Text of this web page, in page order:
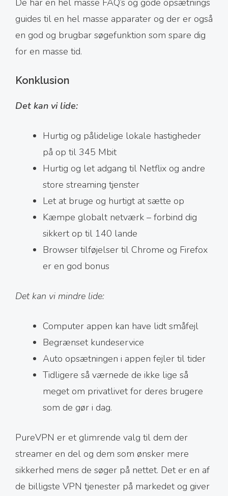
De har en hel masse FAQ’s og gode opsætnings
guides til en hel masse apparater og der er også
en god og brugbar søgefunktion som spare dig
for en masse tid.
Konklusion
Det kan vi lide:
Hurtig og pålidelige lokale hastigheder
på op til 345 Mbit
Hurtig og let adgang til Netflix og andre
store streaming tjenster
Let at bruge og hurtigt at sætte op
Kæmpe globalt netværk – forbind dig
sikkert op til 140 lande
Browser tilføjelser til Chrome og Firefox
er en god bonus
Det kan vi mindre lide:
Computer appen kan have lidt småfejl
Begrænset kundeservice
Auto opsætningen i appen fejler til tider
Tidligere så værnede de ikke lige så
meget om privatlivet for deres brugere
som de gør i dag.
PureVPN er et glimrende valg til dem der
streamer en del og dem som ønsker mere
sikkerhed mens de søger på nettet. Det er en af
de billigste VPN tjenester på markedet og giver